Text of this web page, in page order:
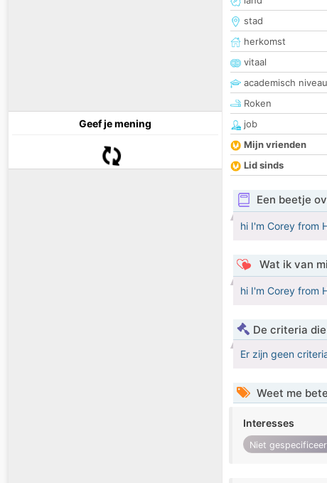
Geef je mening
stad
herkomst
vitaal
academisch niveau
Roken
job
Mijn vrienden
Lid sinds
Een beetje
hi I'm Corey from
Wat ik van
hi I'm Corey from
De criteria
Er zijn geen
Weet me
Interesses
Niet